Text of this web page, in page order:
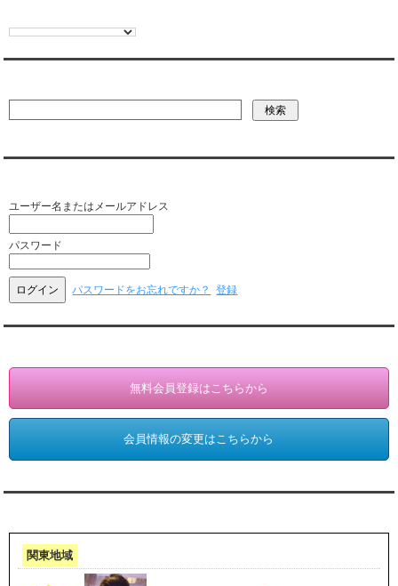
ユーザー名またはメールアドレス
パスワード
パスワードをお忘れですか？ 登録
無料会員登録はこちらから
会員情報の変更はこちらから
関東地域